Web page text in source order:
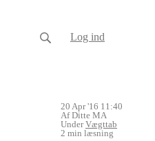
Log ind
20 Apr '16 11:40
Af Ditte MA
UnderVægttab
2 min læsning